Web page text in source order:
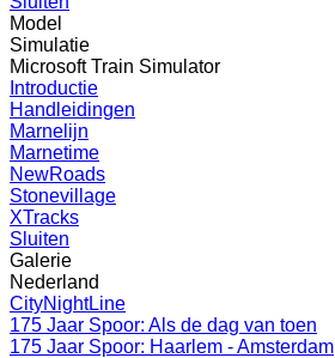
Model
Simulatie
Microsoft Train Simulator
Introductie
Handleidingen
Marnelijn
Marnetime
NewRoads
Stonevillage
XTracks
Sluiten
Galerie
Nederland
CityNightLine
175 Jaar Spoor: Als de dag van toen
175 Jaar Spoor: Haarlem - Amsterdam